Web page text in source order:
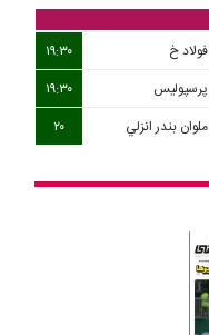
فولاد خ
۱۹:۳۰
پرسپولیس
۱۹:۳۰
ملوان بندر انزلي ۲۰